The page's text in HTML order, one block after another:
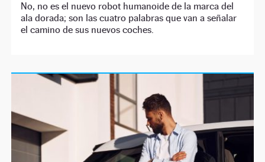
No, no es el nuevo robot humanoide de la marca del
ala dorada; son las cuatro palabras que van a señalar
el camino de sus nuevos coches.